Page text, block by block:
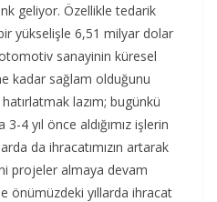
geliyor. Özellikle tedarik
yükselişle 6,51 milyar dolar
sanayinin küresel
kadar sağlam olduğunu
lazım; bugünkü
4 yıl önce aldığımız işlerin
da ihracatımızın artarak
projeler almaya devam
önümüzdeki yıllarda ihracat